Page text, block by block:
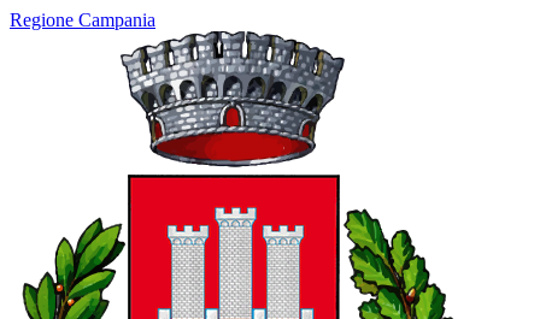
Regione Campania